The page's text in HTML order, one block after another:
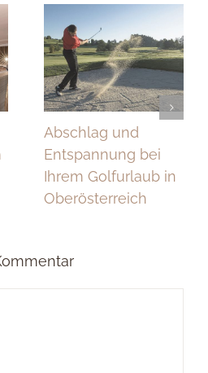
Abschlag und
Entspannung bei
Ihrem Golfurlaub in
Oberösterreich